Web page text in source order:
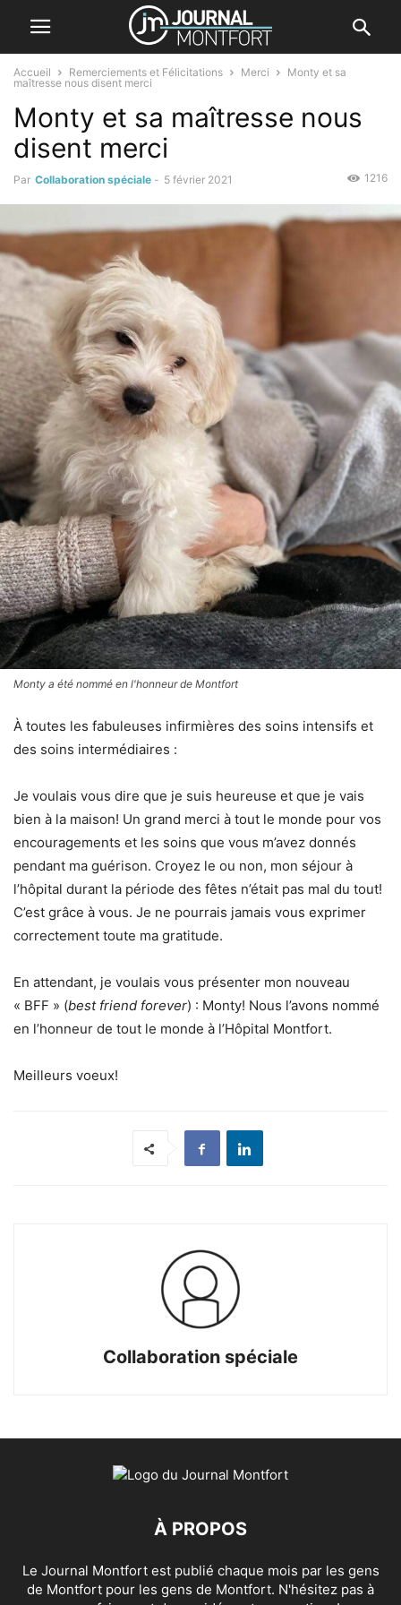
Accueil Remerciements et Félicitations Merci
Monty et sa
maîtresse nous disent merci
Monty et sa maîtresse nous
disent merci
Par Collaboration spéciale - 5 février 2021 1216
Monty a été nommé en l'honneur de Montfort
À toutes les fabuleuses infirmières des soins intensifs et
des soins intermédiaires :
Je voulais vous dire que je suis heureuse et que je vais
bien à la maison! Un grand merci à tout le monde pour vos
encouragements et les soins que vous m’avez donnés
pendant ma guérison. Croyez le ou non, mon séjour à
l’hôpital durant la période des fêtes n’était pas mal du tout!
C’est grâce à vous. Je ne pourrais jamais vous exprimer
correctement toute ma gratitude.
En attendant, je voulais vous présenter mon nouveau
« BFF » (best friend forever) : Monty! Nous l’avons nommé
en l’honneur de tout le monde à l’Hôpital Montfort.
Meilleurs voeux!
Collaboration spéciale
À PROPOS
Le Journal Montfort est publié chaque mois par les gens
de Montfort pour les gens de Montfort. N'hésitez pas à